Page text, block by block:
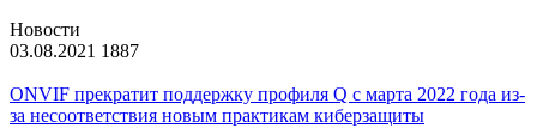
Новости
03.08.2021 1887
ONVIF прекратит поддержку профиля Q с марта 2022 года из-
за несоответствия новым практикам киберзащиты